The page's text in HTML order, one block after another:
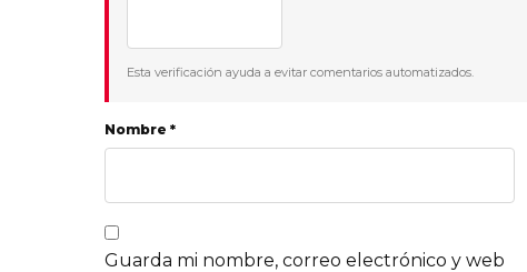
Esta verificación ayuda a evitar comentarios automatizados.
Nombre *
Guarda mi nombre, correo electrónico y web